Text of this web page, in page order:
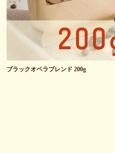
ブラックオペラブレンド 200g